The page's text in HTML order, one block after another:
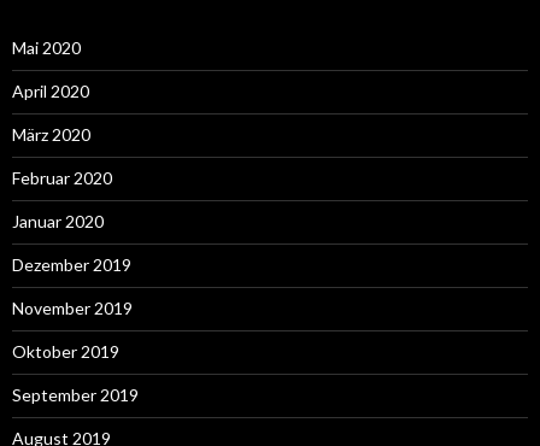
Mai 2020
April 2020
März 2020
Februar 2020
Januar 2020
Dezember 2019
November 2019
Oktober 2019
September 2019
August 2019